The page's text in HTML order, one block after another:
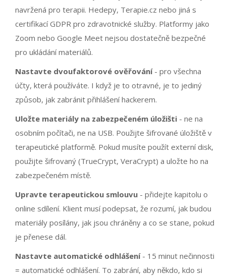
navržená pro terapii. Hedepy, Terapie.cz nebo jiná s
certifikací GDPR pro zdravotnické služby. Platformy jako
Zoom nebo Google Meet nejsou dostatečně bezpečné
pro ukládání materiálů.
Nastavte dvoufaktorové ověřování- pro všechna
účty, která používáte. I když je to otravné, je to jediný
způsob, jak zabránit přihlášení hackerem.
Uložte materiály na zabezpečeném úložišti - ne na
osobním počítači, ne na USB. Použijte šifrované úložiště v
terapeutické platformě. Pokud musíte použít externí disk,
použijte šifrovaný (TrueCrypt, VeraCrypt) a uložte ho na
zabezpečeném místě.
Upravte terapeutickou smlouvu - přidejte kapitolu o
online sdílení. Klient musí podepsat, že rozumí, jak budou
materiály posílány, jak jsou chráněny a co se stane, pokud
je přenese dál.
Nastavte automatické odhlášení- 15 minut nečinnosti
= automatické odhlášení. To zabrání, aby někdo, kdo si